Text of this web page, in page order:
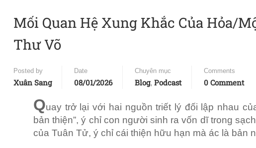
Mối Quan Hệ Xung Khắc Của Hỏa/
Thư Võ
Posted by
Xuân Sang
Date
08/01/2026
Chuyên mục
Blog, Podcast
Comments
0 Comment
Quay trở lại với hai nguồn triết lý đối lập nhau
bản thiện”, ý chỉ con người sinh ra vốn dĩ trong
của Tuân Tử, ý chỉ cái thiện hữu hạn mà ác là bản